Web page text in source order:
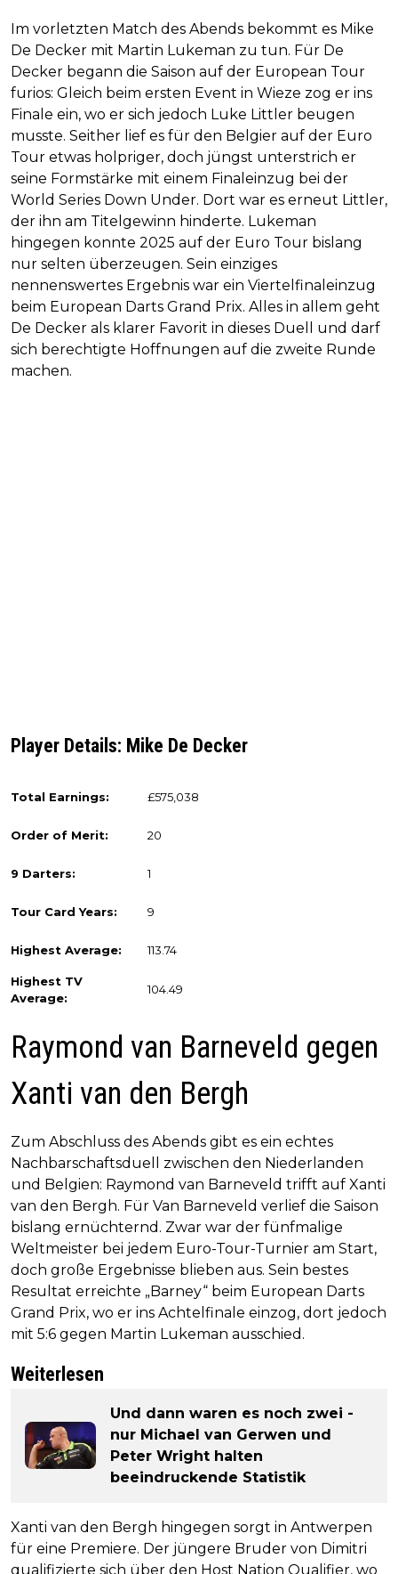
Im vorletzten Match des Abends bekommt es Mike
De Decker mit Martin Lukeman zu tun. Für De
Decker begann die Saison auf der European Tour
furios: Gleich beim ersten Event in Wieze zog er ins
Finale ein, wo er sich jedoch Luke Littler beugen
musste. Seither lief es für den Belgier auf der Euro
Tour etwas holpriger, doch jüngst unterstrich er
seine Formstärke mit einem Finaleinzug bei der
World Series Down Under. Dort war es erneut Littler,
der ihn am Titelgewinn hinderte. Lukeman
hingegen konnte 2025 auf der Euro Tour bislang
nur selten überzeugen. Sein einziges
nennenswertes Ergebnis war ein Viertelfinaleinzug
beim European Darts Grand Prix. Alles in allem geht
De Decker als klarer Favorit in dieses Duell und darf
sich berechtigte Hoffnungen auf die zweite Runde
machen.
Player Details: Mike De Decker
Total Earnings: £575,038
Order of Merit: 20
9 Darters: 1
Tour Card Years: 9
Highest Average: 113.74
Highest TV
Average:
104.49
Raymond van Barneveld gegen
Xanti van den Bergh
Zum Abschluss des Abends gibt es ein echtes
Nachbarschaftsduell zwischen den Niederlanden
und Belgien: Raymond van Barneveld trifft auf Xanti
van den Bergh. Für Van Barneveld verlief die Saison
bislang ernüchternd. Zwar war der fünfmalige
Weltmeister bei jedem Euro-Tour-Turnier am Start,
doch große Ergebnisse blieben aus. Sein bestes
Resultat erreichte „Barney“ beim European Darts
Grand Prix, wo er ins Achtelfinale einzog, dort jedoch
mit 5:6 gegen Martin Lukeman ausschied.
Weiterlesen
Und dann waren es noch zwei -
nur Michael van Gerwen und
Peter Wright halten
beeindruckende Statistik
Xanti van den Bergh hingegen sorgt in Antwerpen
für eine Premiere. Der jüngere Bruder von Dimitri
qualifizierte sich über den Host Nation Qualifier, wo